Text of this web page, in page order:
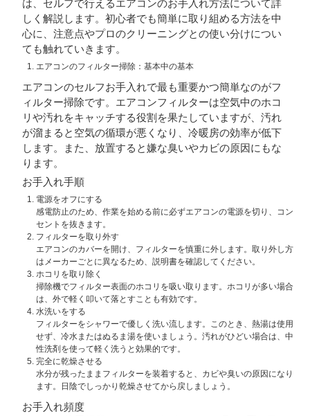
は、セルフで行えるエアコンのお手入れ方法について詳
しく解説します。初心者でも簡単に取り組める方法を中
心に、注意点やプロのクリーニングとの使い分けについ
ても触れていきます。
エアコンのフィルター掃除：基本中の基本
エアコンのセルフお手入れで最も重要かつ簡単なのがフ
ィルター掃除です。エアコンフィルターは空気中のホコ
リや汚れをキャッチする役割を果たしていますが、汚れ
が溜まると空気の循環が悪くなり、冷暖房の効率が低下
します。また、放置すると嫌な臭いやカビの原因にもな
ります。
お手入れ手順
電源をオフにする
感電防止のため、作業を始める前に必ずエアコンの電源を切り、コン
セントを抜きます。
フィルターを取り外す
エアコンのカバーを開け、フィルターを慎重に外します。取り外し方
はメーカーごとに異なるため、説明書を確認してください。
ホコリを取り除く
掃除機でフィルター表面のホコリを吸い取ります。ホコリが多い場合
は、外で軽く叩いて落とすことも有効です。
水洗いをする
フィルターをシャワーで優しく洗い流します。このとき、熱湯は使用
せず、冷水またはぬるま湯を使いましょう。汚れがひどい場合は、中
性洗剤を使って軽く洗うと効果的です。
完全に乾燥させる
水分が残ったままフィルターを装着すると、カビや臭いの原因になり
ます。日陰でしっかり乾燥させてから戻しましょう。
お手入れ頻度